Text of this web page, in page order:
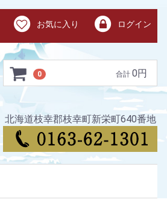
お気に入り ログイン
0 合計 0円
北海道枝幸郡枝幸町新栄町640番地